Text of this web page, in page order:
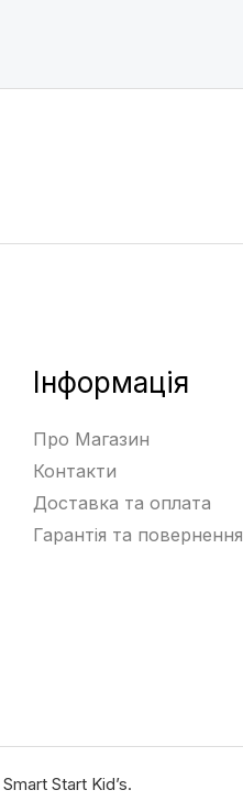
Інформація
Про Магазин
Контакти
Доставка та оплата
Гарантія та повернення
Start Kid’s.